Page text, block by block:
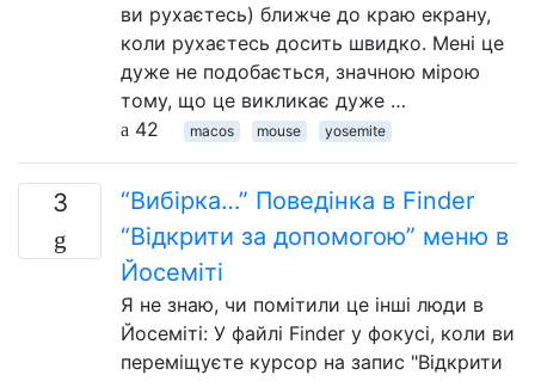
ви рухаєтесь) ближче до краю екрану,
коли рухаєтесь досить швидко. Мені це
дуже не подобається, значною мірою
тому, що це викликає дуже …
42
macos mouse yosemite
3
“Вибірка…” Поведінка в Finder
“Відкрити за допомогою” меню в
Йосеміті
Я не знаю, чи помітили це інші люди в
Йосеміті: У файлі Finder у фокусі, коли ви
переміщуєте курсор на запис "Відкрити